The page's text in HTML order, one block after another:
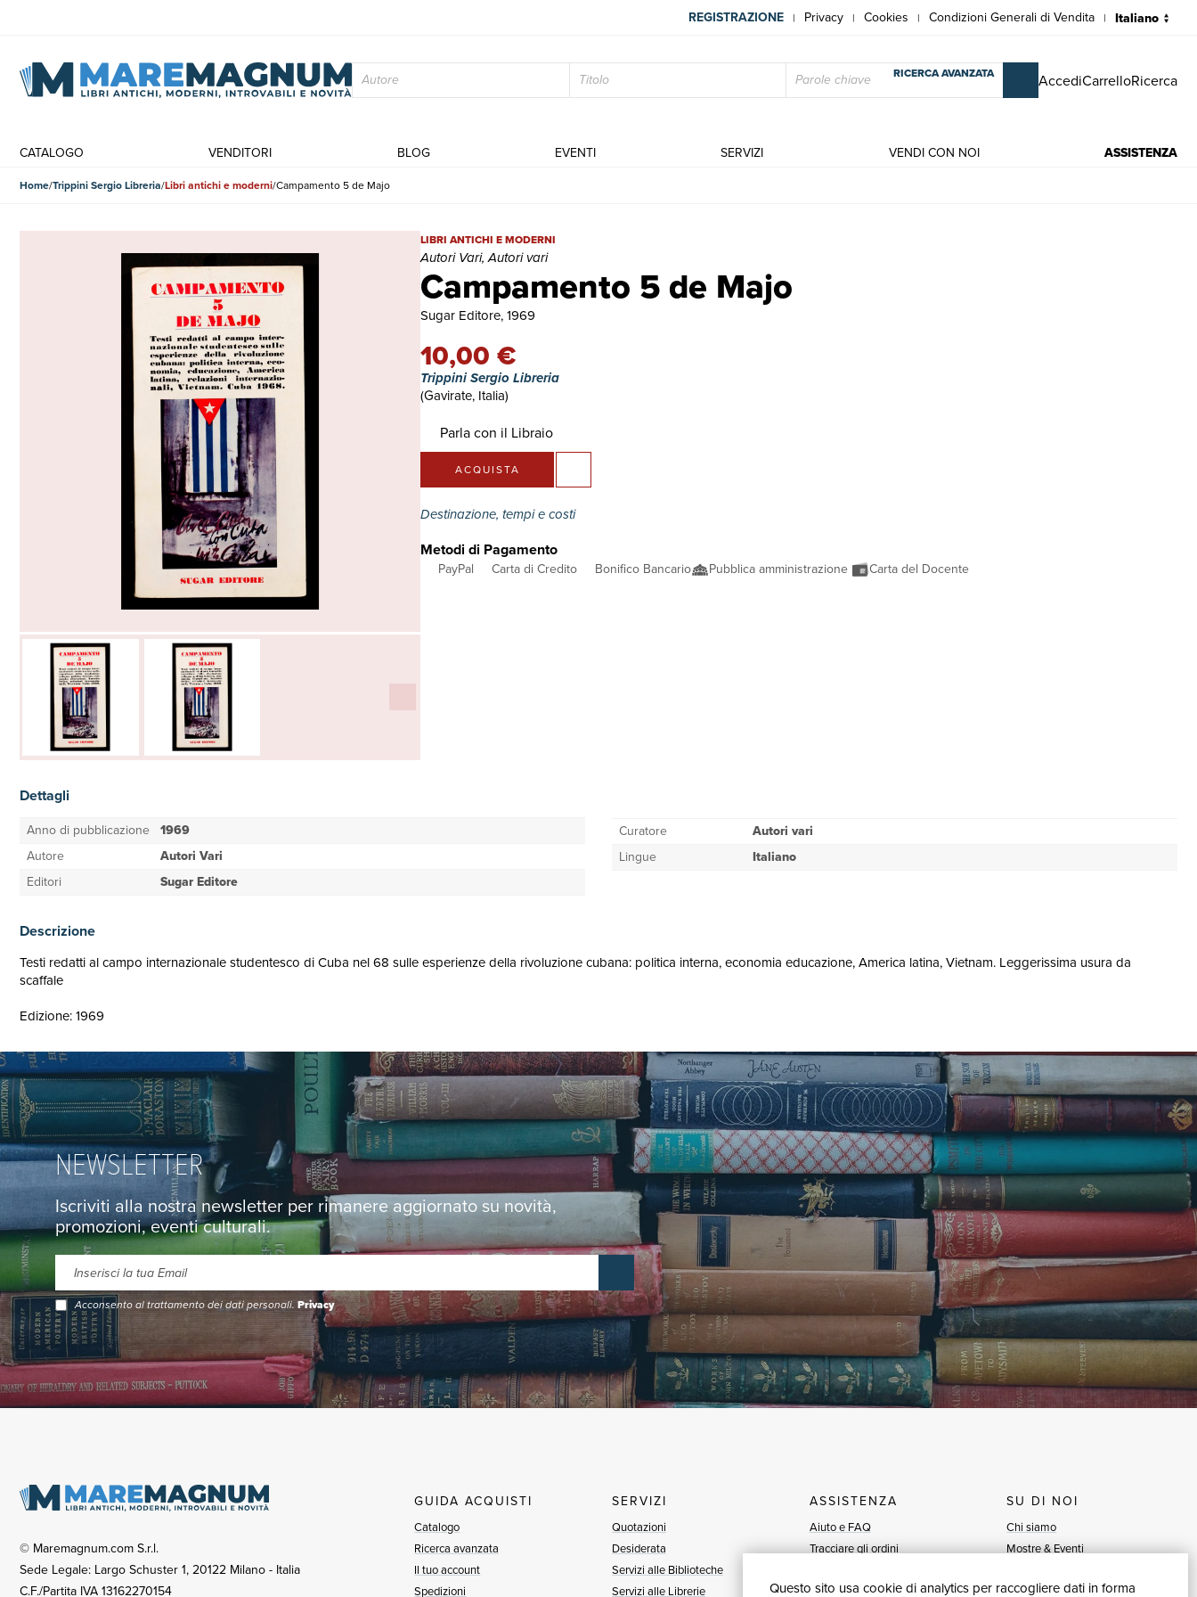
Questo sito usa cookie di analytics per raccogliere dati in forma
REGISTRAZIONE | Privacy | Cookies | Condizioni Generali di Vendita |
RICERCA AVANZATA AccediCarrelloRicerca
CATALOGO VENDITORI BLOG EVENTI SERVIZI VENDI CON NOI ASSISTENZA
Home Trippini Sergio Libreria Libri antichi e moderni Campamento 5 de Majo
Campamento 5 de Majo
Campamento 5 de Majo | Libri antichi e moderni | Autori Vari, Autori vari
LIBRI ANTICHI E MODERNI
Autori Vari, Autori vari
Sugar Editore, 1969
10,00 €
Trippini Sergio Libreria
(Gavirate, Italia)
Parla con il Libraio
ACQUISTA
Destinazione, tempi e costi
Metodi di Pagamento
PayPal Carta di Credito Bonifico Bancario Pubblica amministrazione Carta del Docente
Dettagli
Anno di pubblicazione 1969
Autore
Autori Vari
Editori
Sugar Editore
Curatore
Autori vari
Lingue
Italiano
Descrizione
Testi redatti al campo internazionale studentesco di Cuba nel 68 sulle esperienze della rivoluzione cubana: politica interna, economia educazione, America latina, Vietnam. Leggerissima usura da
scaffale
Edizione: 1969
NEWSLETTER
Iscriviti alla nostra newsletter per rimanere aggiornato su novità,
promozioni, eventi culturali.
Acconsento al trattamento dei dati personali.Privacy
© Maremagnum.com S.r.l.
Sede Legale: Largo Schuster 1, 20122 Milano - Italia
C.F./Partita IVA 13162270154
GUIDA ACQUISTI
Catalogo
Ricerca avanzata
Il tuo account
Spedizioni
SERVIZI
Quotazioni
Desiderata
Servizi alle Biblioteche
Servizi alle Librerie
ASSISTENZA
Aiuto e FAQ
Tracciare gli ordini
Fatturazione
SU DI NOI
Chi siamo
Mostre & Eventi
Blog